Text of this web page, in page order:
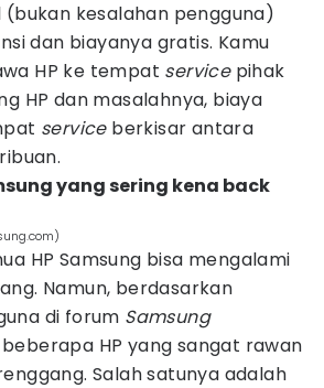
kesalahan pengguna)
dan biayanya gratis. Kamu
HP ke tempat service pihak
HP dan masalahnya, biaya
service berkisar antara
yang sering kena back
HP Samsung bisa mengalami
Namun, berdasarkan
di forum Samsung
HP yang sangat rawan
Salah satunya adalah